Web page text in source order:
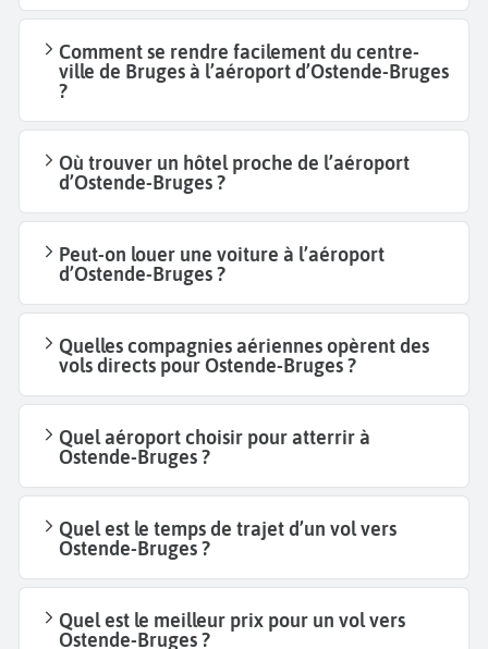
Comment se rendre facilement du centre-
ville de Bruges à l’aéroport d’Ostende-Bruges
?
Où trouver un hôtel proche de l’aéroport
d’Ostende-Bruges ?
Peut-on louer une voiture à l’aéroport
d’Ostende-Bruges ?
Quelles compagnies aériennes opèrent des
vols directs pour Ostende-Bruges ?
Quel aéroport choisir pour atterrir à
Ostende-Bruges ?
Quel est le temps de trajet d’un vol vers
Ostende-Bruges ?
Quel est le meilleur prix pour un vol vers
Ostende-Bruges ?